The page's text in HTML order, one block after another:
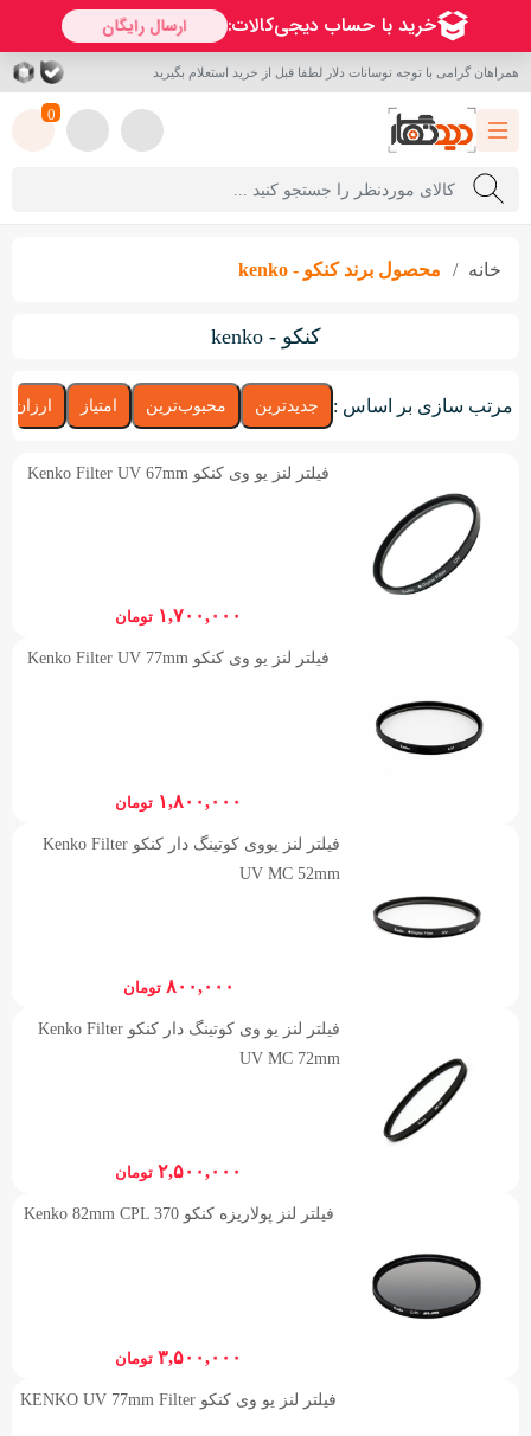
همراهان گرامی با توجه نوسانات دلار لطفا قبل از خرید استعلام بگیرید
0
خانه محصول برندکنکو - kenko
کنکو - kenko
مرتب سازی بر اساس : جدیدترین محبوب‌ترین امتیاز
فیلتر لنز یو وی کنکو Kenko Filter UV 67mm
۱,۷۰۰,۰۰۰ تومان
فیلتر لنز یو وی کنکو Kenko Filter UV 77mm
۱,۸۰۰,۰۰۰ تومان
فیلتر لنز یووی کوتینگ دار کنکو Kenko Filter
UV MC 52mm
۸۰۰,۰۰۰ تومان
فیلتر لنز یو وی کوتینگ دار کنکو Kenko Filter
UV MC 72mm
۲,۵۰۰,۰۰۰ تومان
فیلتر لنز پولاریزه کنکو Kenko 82mm CPL 370
۳,۵۰۰,۰۰۰ تومان
فیلتر لنز یو وی کنکو KENKO UV 77mm Filter